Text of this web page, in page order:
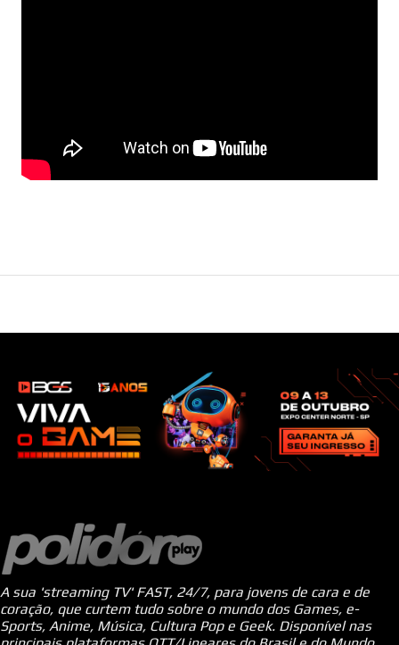
A sua 'streaming TV' FAST, 24/7, para jovens de cara e de
coração, que curtem tudo sobre o mundo dos Games, e-
Sports, Anime, Música, Cultura Pop e Geek. Disponível nas